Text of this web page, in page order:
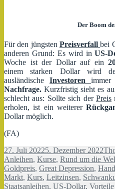
Der Boom
Für den jüngsten Preisverfall bei
anderen Grund: Es wird inUS-
Woche ist der Dollar auf ein
einem starken Dollar wird
ausländische Investoren
Nachfrage. Kurzfristig sieht es
schlecht aus: Sollte sich der Preis
erholen, ist ein weiterer
Dollar möglich.
(FA)
Veröffentlicht
am
27. Juli 20225. Dezember 2022
Anleihen, Kurse, Rund um die
Goldpreis, Great Depression,
Markt, Kurs, Leitzinsen,
Staatsanleihen, US-Dollar,